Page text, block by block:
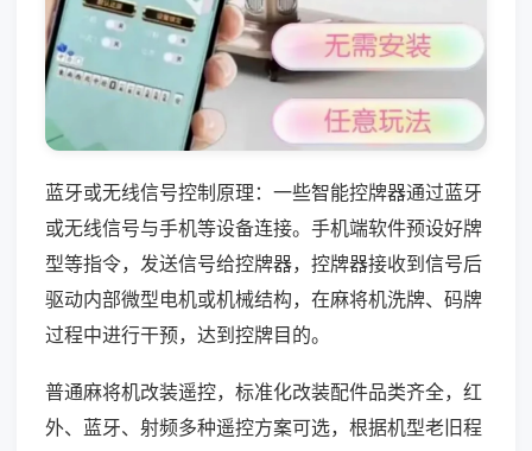
蓝牙或无线信号控制原理：一些智能控牌器通过蓝牙
或无线信号与手机等设备连接。手机端软件预设好牌
型等指令，发送信号给控牌器，控牌器接收到信号后
驱动内部微型电机或机械结构，在麻将机洗牌、码牌
过程中进行干预，达到控牌目的。
普通麻将机改装遥控，标准化改装配件品类齐全，红
外、蓝牙、射频多种遥控方案可选，根据机型老旧程